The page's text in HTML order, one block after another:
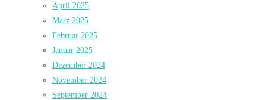
April 2025
März 2025
Februar 2025
Januar 2025
Dezember 2024
November 2024
September 2024